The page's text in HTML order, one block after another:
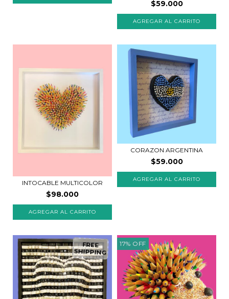
$59.000
INTOCABLE MULTICOLOR
$98.000
AGREGAR AL CARRITO
CORAZON ARGENTINA
$59.000
FREE
SHIPPING
17% OFF